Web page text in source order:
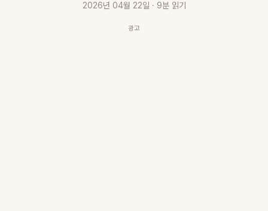
2026년 04월 22일 · 9분 읽기
광고